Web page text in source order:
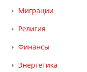
Миграции
Религия
Финансы
Энергетика